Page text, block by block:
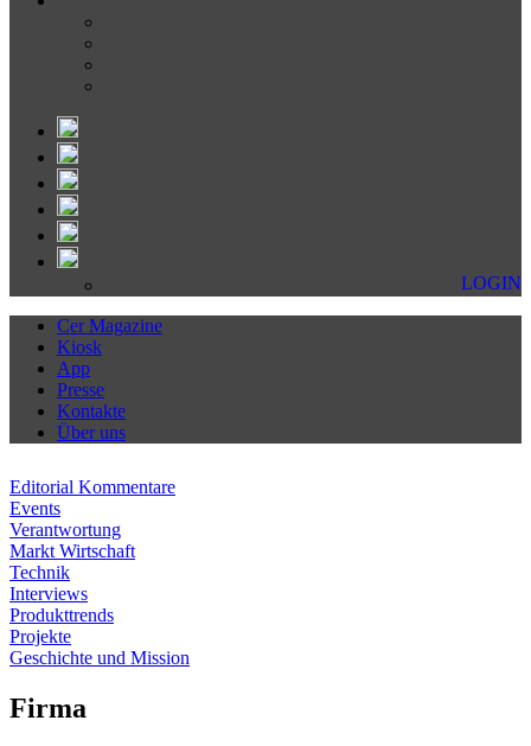
LOGIN
Cer Magazine
Kiosk
App
Presse
Kontakte
Über uns
Editorial Kommentare
Events
Verantwortung
Markt Wirtschaft
Technik
Interviews
Produkttrends
Projekte
Geschichte und Mission
Firma